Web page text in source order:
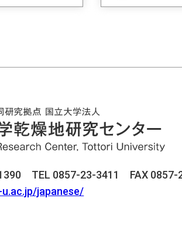
TEL 0857-23-3411 FAX 0857-
japanese/